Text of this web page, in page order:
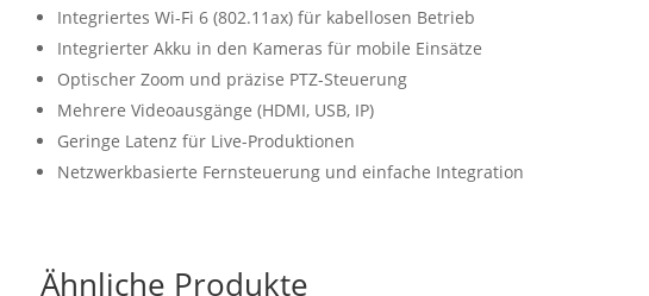
Integriertes Wi-Fi 6 (802.11ax) für kabellosen Betrieb
Integrierter Akku in den Kameras für mobile Einsätze
Optischer Zoom und präzise PTZ-Steuerung
Mehrere Videoausgänge (HDMI, USB, IP)
Geringe Latenz für Live-Produktionen
Netzwerkbasierte Fernsteuerung und einfache Integration
Ähnliche Produkte